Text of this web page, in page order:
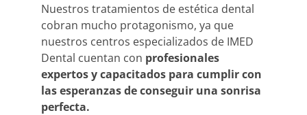
Nuestros tratamientos de estética dental
cobran mucho protagonismo, ya que
nuestros centros especializados de IMED
Dental cuentan con profesionales
expertos y capacitados para cumplir con
las esperanzas de conseguir una sonrisa
perfecta.